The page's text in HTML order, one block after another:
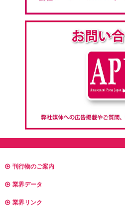
刊行物のご案内
業界データ
業界リンク